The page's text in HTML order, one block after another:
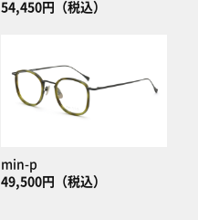
54,450円（税込）
min-p
49,500円（税込）